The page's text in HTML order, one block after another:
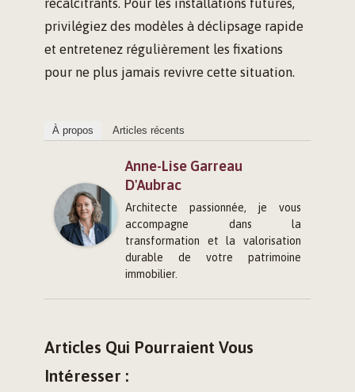
récalcitrants. Pour les installations futures,
privilégiez des modèles à déclipsage rapide
et entretenez régulièrement les fixations
pour ne plus jamais revivre cette situation.
À propos Articles récents
Anne-Lise Garreau
D'Aubrac
Architecte passionnée, je vous
accompagne dans la
transformation et la valorisation
durable de votre patrimoine
immobilier.
Articles Qui Pourraient Vous
Intéresser :